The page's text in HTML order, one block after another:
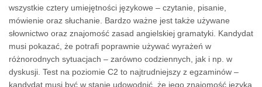
wszystkie cztery umiejętności językowe – czytanie, pisanie,
mówienie oraz słuchanie. Bardzo ważne jest także używane
słownictwo oraz znajomość zasad angielskiej gramatyki. Kandydat
musi pokazać, że potrafi poprawnie używać wyrażeń w
różnorodnych sytuacjach – zarówno codziennych, jak i np. w
dyskusji. Test na poziomie C2 to najtrudniejszy z egzaminów –
kandydat musi być w stanie udowodnić, że jego znajomość języka